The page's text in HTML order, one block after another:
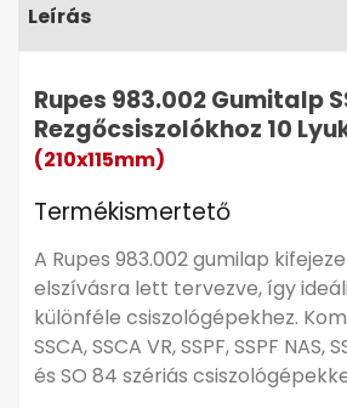
Leírás
Rupes 983.002 Gumitalp
Rezgőcsiszolókhoz 10
(210x115mm)
Termékismertető
A Rupes 983.002 gumilap
elszívásra lett tervezve, így
különféle csiszológépekhez.
SSCA, SSCA VR, SSPF, SSPF NAS,
és SO 84 szériás